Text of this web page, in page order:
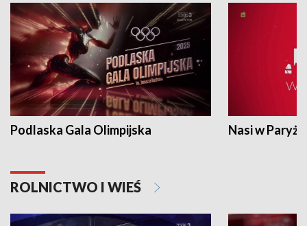
Podlaska Gala Olimpijska Nasi w Paryżu
ROLNICTWO I WIEŚ